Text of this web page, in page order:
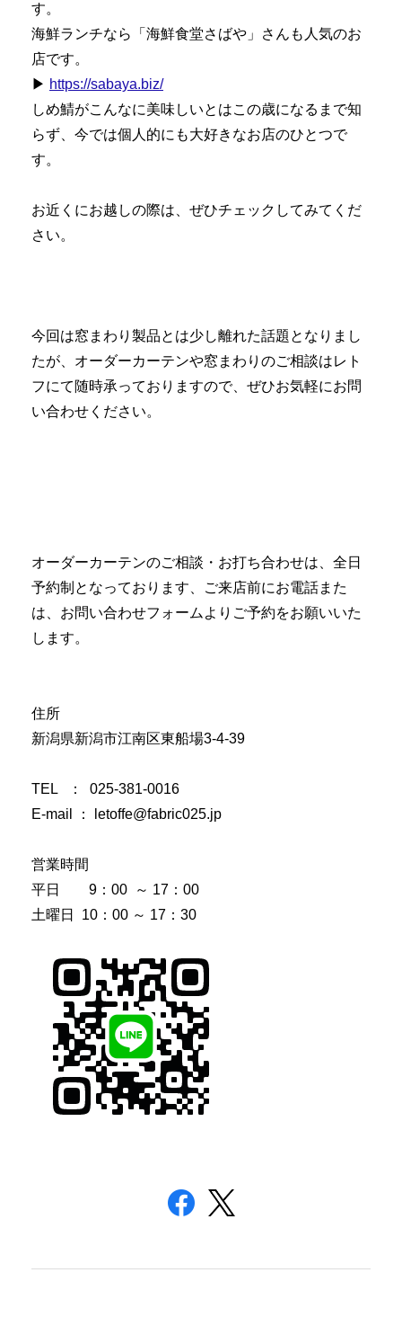
す。
海鮮ランチなら「海鮮食堂さばや」さんも人気のお
店です。
▶︎ https://sabaya.biz/
しめ鯖がこんなに美味しいとはこの歳になるまで知
らず、今では個人的にも大好きなお店のひとつで
す。
お近くにお越しの際は、ぜひチェックしてみてくだ
さい。
今回は窓まわり製品とは少し離れた話題となりまし
たが、オーダーカーテンや窓まわりのご相談はレト
フにて随時承っておりますので、ぜひお気軽にお問
い合わせください。
オーダーカーテンのご相談・お打ち合わせは、全日
予約制となっております、ご来店前にお電話また
は、お問い合わせフォームよりご予約をお願いいた
します。
住所
新潟県新潟市江南区東船場3-4-39
TEL ： 025-381-0016
E-mail ：
letoffe@fabric025.jp
営業時間
平日 9：00 ～ 17：00
土曜日 10：00 ～ 17：30